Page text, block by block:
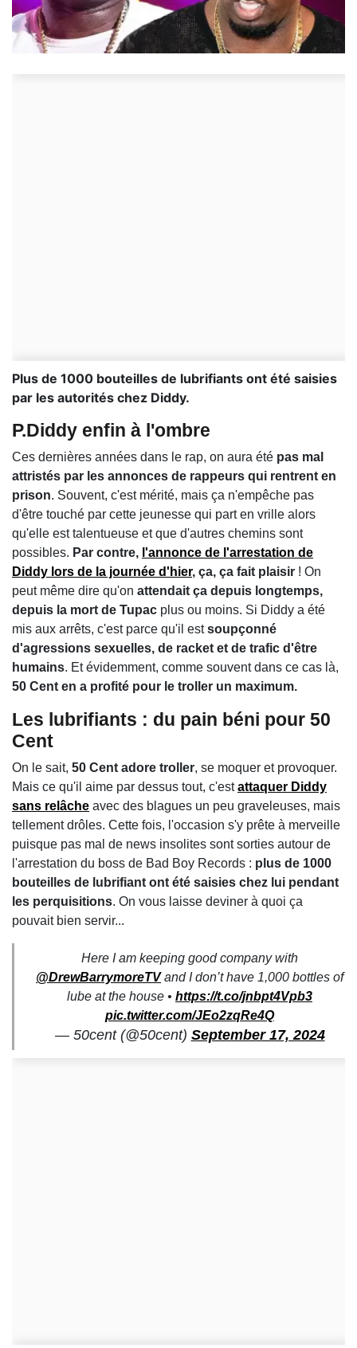
Plus de 1000 bouteilles de lubrifiants ont été saisies
par les autorités chez Diddy.
P.Diddy enfin à l'ombre
Ces dernières années dans le rap, on aura été pas mal
attristés par les annonces de rappeurs qui rentrent en
prison. Souvent, c'est mérité, mais ça n'empêche pas
d'être touché par cette jeunesse qui part en vrille alors
qu'elle est talentueuse et que d'autres chemins sont
possibles. Par contre, l'annonce de l'arrestation de
Diddy lors de la journée d'hier, ça, ça fait plaisir ! On
peut même dire qu'on attendait ça depuis longtemps,
depuis la mort de Tupac plus ou moins. Si Diddy a été
mis aux arrêts, c'est parce qu'il estsoupçonné
d'agressions sexuelles, de racket et de trafic d'être
humains. Et évidemment, comme souvent dans ce cas là,
50 Cent en a profité pour le troller un maximum.
Les lubrifiants : du pain béni pour 50
Cent
On le sait, 50 Cent adore troller, se moquer et provoquer.
Mais ce qu'il aime par dessus tout, c'estattaquer Diddy
sans relâche avec des blagues un peu graveleuses, mais
tellement drôles. Cette fois, l'occasion s'y prête à merveille
puisque pas mal de news insolites sont sorties autour de
l'arrestation du boss de Bad Boy Records : plus de 1000
bouteilles de lubrifiant ont été saisies chez lui pendant
les perquisitions. On vous laisse deviner à quoi ça
pouvait bien servir...
Here I am keeping good company with
@DrewBarrymoreTVand I don’t have 1,000 bottles of
lube at the house • https://t.co/jnbpt4Vpb3
pic.twitter.com/JEo2zqRe4Q
— 50cent (@50cent) September 17, 2024